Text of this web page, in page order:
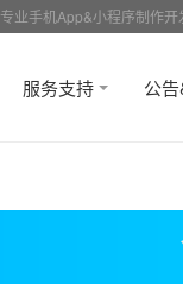
专业手机App&小程序制作
服务支持 公